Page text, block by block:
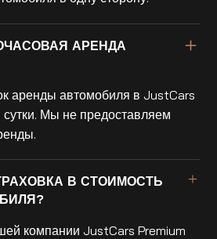
АРЕНДА
аренды автомобиля в JustCars
Мы не предоставляем
В СТОИМОСТЬ
компании JustCars Premium